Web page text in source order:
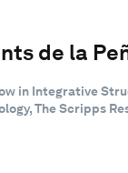
de la
in Integrative
The Scripps